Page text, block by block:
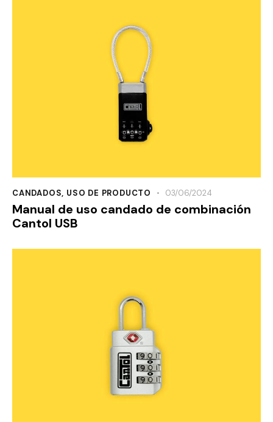
CANDADOS, USO DE PRODUCTO 03/06/2024
Manual de uso candado de combinación
Cantol USB